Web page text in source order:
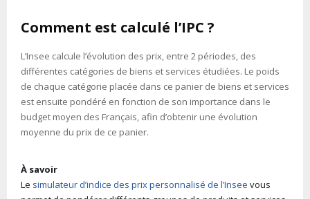
Comment est calculé l’IPC ?
L’Insee calcule l’évolution des prix, entre 2 périodes, des
différentes catégories de biens et services étudiées. Le poids
de chaque catégorie placée dans ce panier de biens et services
est ensuite pondéré en fonction de son importance dans le
budget moyen des Français, afin d’obtenir une évolution
moyenne du prix de ce panier.
À savoir
Le simulateur d’indice des prix personnalisé de l’Insee vous